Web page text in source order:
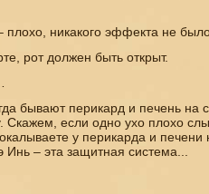
никакого эффекта не
рот должен быть открыт.
бывают перикард и печень на
Скажем, если одно ухо плохо
у перикарда и печени
– эта защитная система...